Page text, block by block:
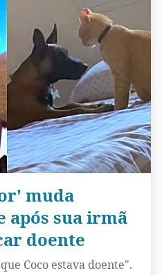
muda
após sua irmã
doente
Coco estava doente".